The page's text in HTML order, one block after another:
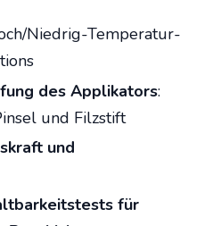
Niedrig-Temperatur-
des Applikators:
und Filzstift
und
für